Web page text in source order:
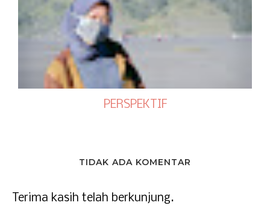
PERSPEKTIF
TIDAK ADA KOMENTAR
Terima kasih telah berkunjung.